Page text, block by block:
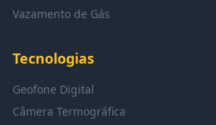
Vazamento de Gás
Tecnologias
Geofone Digital
Câmera Termográfica